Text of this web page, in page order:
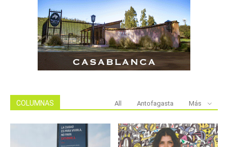
COLUMNAS All Antofagasta Más